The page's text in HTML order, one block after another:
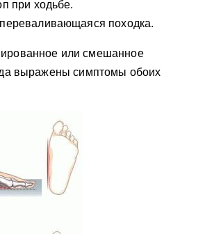
при ходьбе.
походка.
или смешанное
выражены симптомы обоих